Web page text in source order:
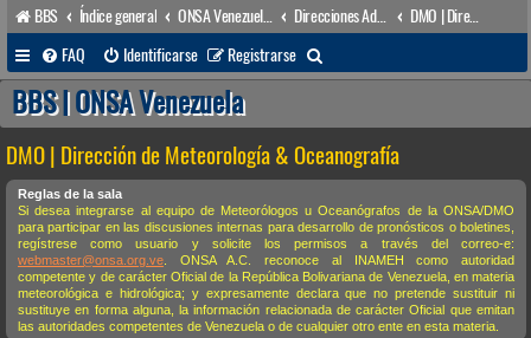
BBS Índice general Direcciones Administrativas
DMO | Dirección de Meteorología & Oceanografía
FAQ
Identificarse Registrarse
u
c
a
r
BBS | ONSA Venezuela
DMO | Dirección de Meteorología & Oceanografía
Reglas de la sala
Si desea integrarse al equipo de Meteorólogos u Oceanógrafos de la ONSA/DMO
para participar en las discusiones internas para desarrollo de pronósticos o boletines,
regístrese como usuario y solicite los permisos a través del correo-e:
webmaster@onsa.org.ve . ONSA A.C. reconoce al INAMEH como autoridad
competente y de carácter Oficial de la República Bolivariana de Venezuela, en materia
meteorológica e hidrológica; y expresamente declara que no pretende sustituir ni
sustituye en forma alguna, la información relacionada de carácter Oficial que emitan
las autoridades competentes de Venezuela o de cualquier otro ente en esta materia.